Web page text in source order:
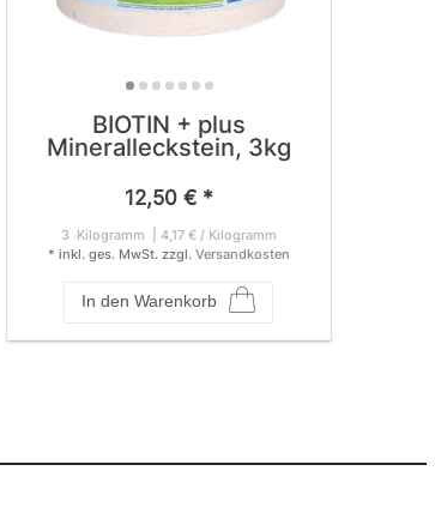
BIOTIN + plus
Mineralleckstein, 3kg
12,50 € *
3 Kilogramm | 4,17 € / Kilogramm
In den Warenkorb
* inkl. ges. MwSt. zzgl. Versandkosten